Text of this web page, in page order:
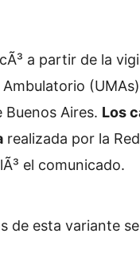
a partir de la
Buenos Aires. Los
realizada por la
el comunicado.
de esta variante